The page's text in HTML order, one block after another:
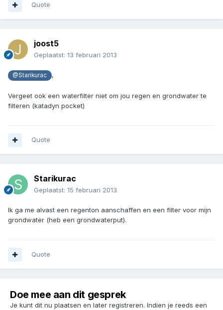
Quote
joost5
Geplaatst: 13 februari 2013
@Starikurac ,
Vergeet ook een waterfilter niet om jou regen en grondwater te
filteren (katadyn pocket)
Quote
Starikurac
Geplaatst: 15 februari 2013
Ik ga me alvast een regenton aanschaffen en een filter voor mijn
grondwater (heb een grondwaterput).
Quote
Doe mee aan dit gesprek
Je kunt dit nu plaatsen en later registreren. Indien je reeds een